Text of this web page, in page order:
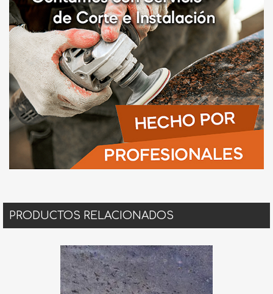
PRODUCTOS RELACIONADOS